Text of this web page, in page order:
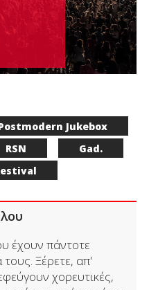
Jukebox
RSN
Gad.
έχουν πάντοτε
τους. Ξέρετε, απ'
χορευτικές,